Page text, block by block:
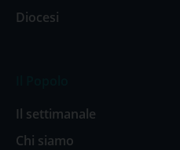
Diocesi
Il settimanale
Chi siamo